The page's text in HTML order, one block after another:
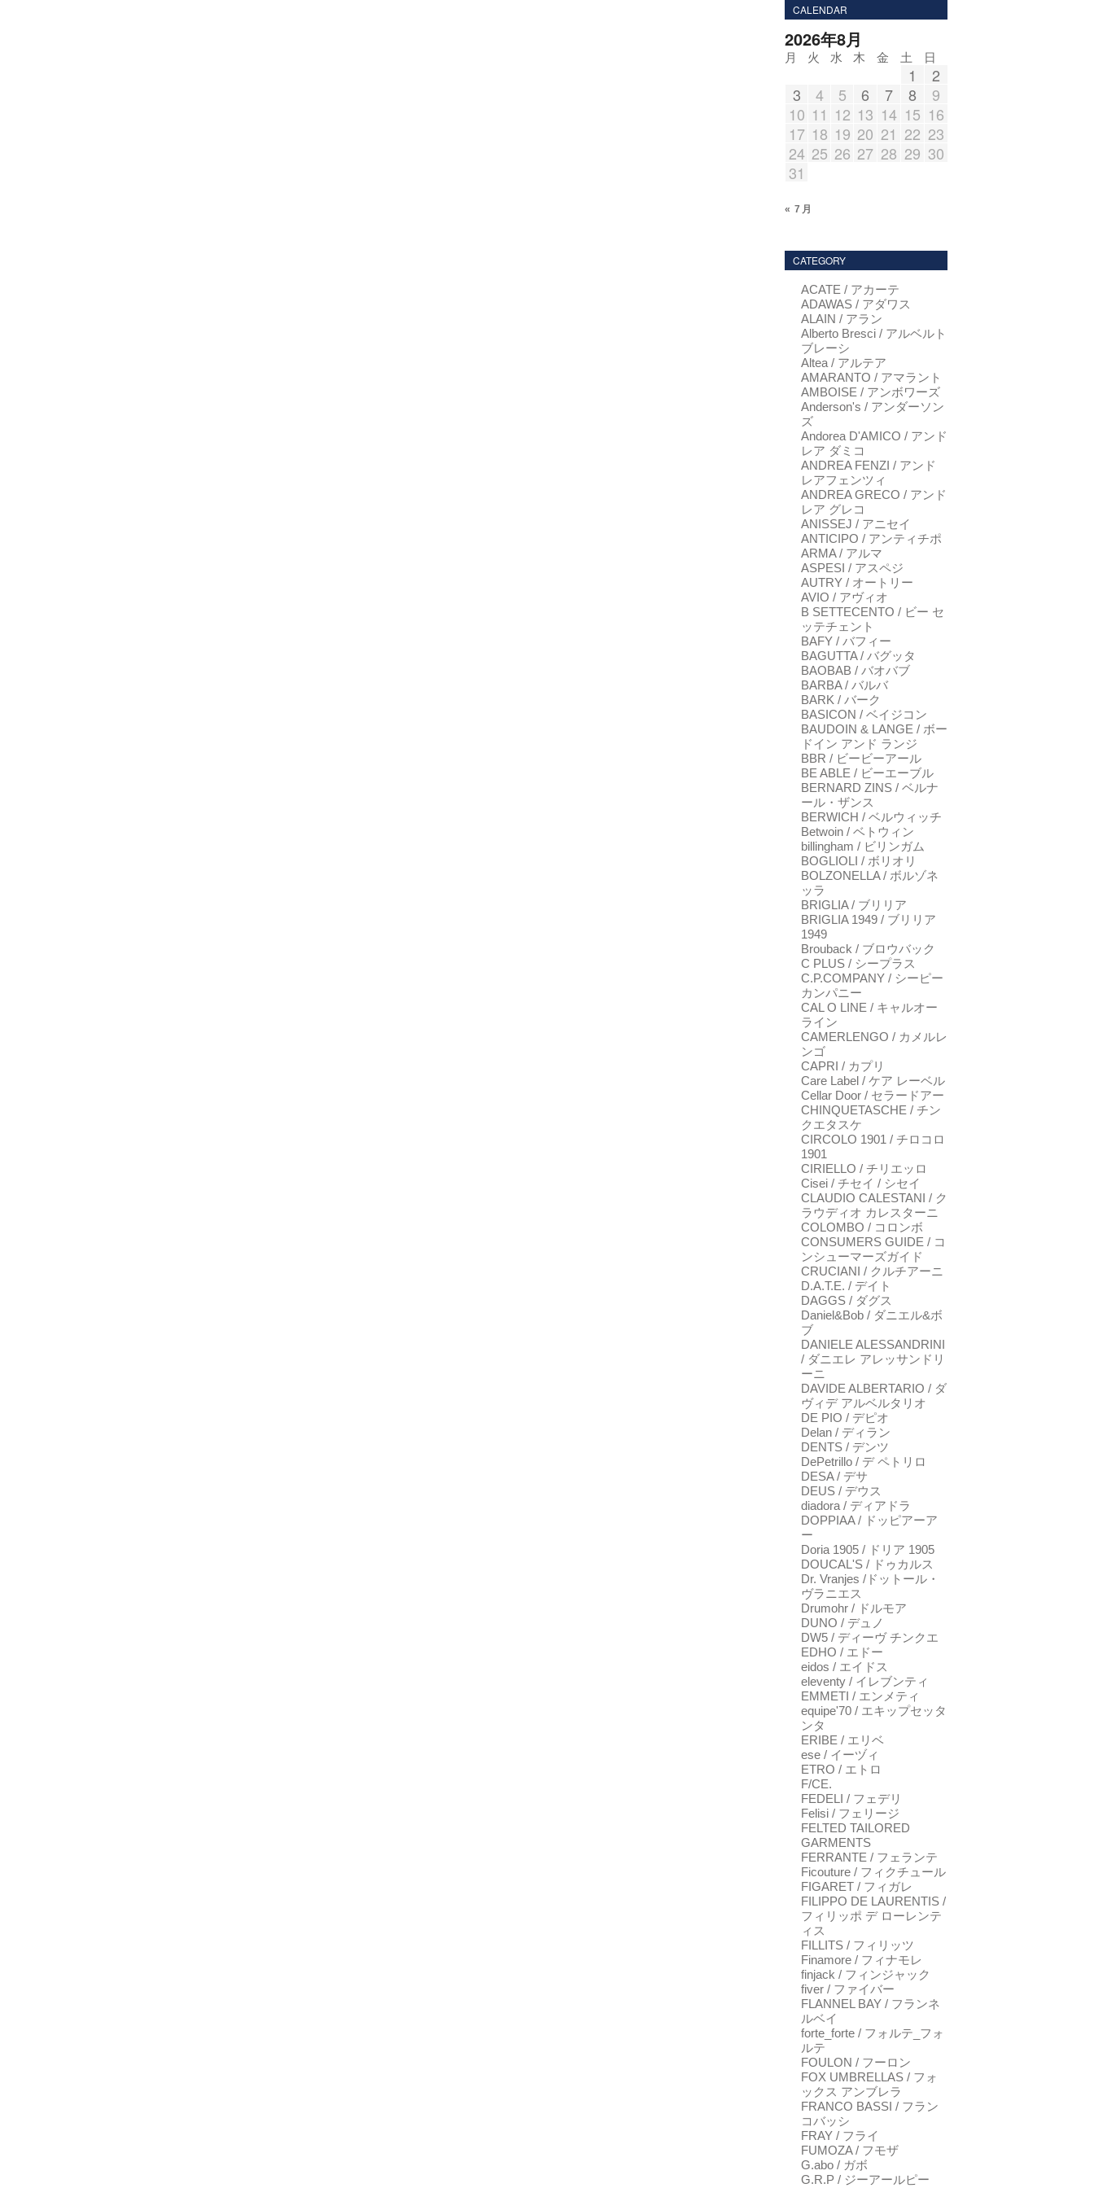
CALENDAR
2026年8月
月 火 水 木 金 土 日
1
2
3
4 5 6 7 8
9
10 11 12 13 14 15 16
17 18 19 20 21 22 23
24 25 26 27 28 29 30
31
« 7月
CATEGORY
ACATE / アカーテ
ADAWAS / アダワス
ALAIN / アラン
Alberto Bresci / アルベルト
ブレーシ
Altea / アルテア
AMARANTO / アマラント
AMBOISE / アンボワーズ
Anderson's / アンダーソン
ズ
Andorea D'AMICO / アンド
レア ダミコ
ANDREA FENZI / アンド
レアフェンツィ
ANDREA GRECO / アンド
レア グレコ
ANISSEJ / アニセイ
ANTICIPO / アンティチポ
ARMA / アルマ
ASPESI / アスペジ
AUTRY / オートリー
AVIO / アヴィオ
B SETTECENTO / ビー セ
ッテチェント
BAFY / バフィー
BAGUTTA / バグッタ
BAOBAB / バオバブ
BARBA / バルバ
BARK / バーク
BASICON / ベイジコン
BAUDOIN & LANGE / ボー
ドイン アンド ランジ
BBR / ビービーアール
BE ABLE / ビーエーブル
BERNARD ZINS / ベルナ
ール・ザンス
BERWICH / ベルウィッチ
Betwoin / ベトウィン
billingham / ビリンガム
BOGLIOLI / ボリオリ
BOLZONELLA / ボルゾネ
ッラ
BRIGLIA / ブリリア
BRIGLIA 1949 / ブリリア
1949
Brouback / ブロウバック
C PLUS / シープラス
C.P.COMPANY / シーピー
カンパニー
CAL O LINE / キャルオー
ライン
CAMERLENGO / カメルレ
ンゴ
CAPRI / カプリ
Care Label / ケア レーベル
Cellar Door / セラードアー
CHINQUETASCHE / チン
クエタスケ
CIRCOLO 1901 / チロコロ
1901
CIRIELLO / チリエッロ
Cisei / チセイ / シセイ
CLAUDIO CALESTANI / ク
ラウディオ カレスターニ
COLOMBO / コロンボ
CONSUMERS GUIDE / コ
ンシューマーズガイド
CRUCIANI / クルチアーニ
D.A.T.E. / デイト
DAGGS / ダグス
Daniel&Bob / ダニエル&ボ
ブ
DANIELE ALESSANDRINI
/ ダニエレ アレッサンドリ
ーニ
DAVIDE ALBERTARIO / ダ
ヴィデ アルベルタリオ
DE PIO / デピオ
Delan / ディラン
DENTS / デンツ
DePetrillo / デ ペトリロ
DESA / デサ
DEUS / デウス
diadora / ディアドラ
DOPPIAA / ドッピアーア
ー
Doria 1905 / ドリア 1905
DOUCAL'S / ドゥカルス
Dr. Vranjes /ドットール・
ヴラニエス
Drumohr / ドルモア
DUNO / デュノ
DW5 / ディーヴ チンクエ
EDHO / エドー
eidos / エイドス
eleventy / イレブンティ
EMMETI / エンメティ
equipe'70 / エキップセッタ
ンタ
ERIBE / エリベ
ese / イーヅィ
ETRO / エトロ
F/CE.
FEDELI / フェデリ
Felisi / フェリージ
FELTED TAILORED
GARMENTS
FERRANTE / フェランテ
Ficouture / フィクチュール
FIGARET / フィガレ
FILIPPO DE LAURENTIS /
フィリッポ デ ローレンテ
ィス
FILLITS / フィリッツ
Finamore / フィナモレ
finjack / フィンジャック
fiver / ファイバー
FLANNEL BAY / フランネ
ルベイ
forte_forte / フォルテ_フォ
ルテ
FOULON / フーロン
FOX UMBRELLAS / フォ
ックス アンブレラ
FRANCO BASSI / フラン
コバッシ
FRAY / フライ
FUMOZA / フモザ
G.abo / ガボ
G.R.P / ジーアールピー